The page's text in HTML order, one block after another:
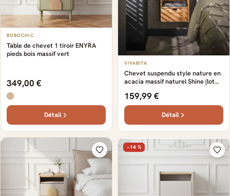
BOBOCHIC
Table de chevet 1 tiroir ENYRA
pieds bois massif vert
349,00 €
Détail
VIVABITA
Chevet suspendu style nature en
acacia massif naturel Shine (lot
159,99 €
Détail
−14 %